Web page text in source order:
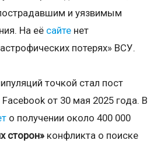
и уязвимым
На её сайте нет
потерях» ВСУ.
точкой стал пост
Facebook от 30 мая 2025 года. В
о получении около 400 000
сторон» конфликта о поиске